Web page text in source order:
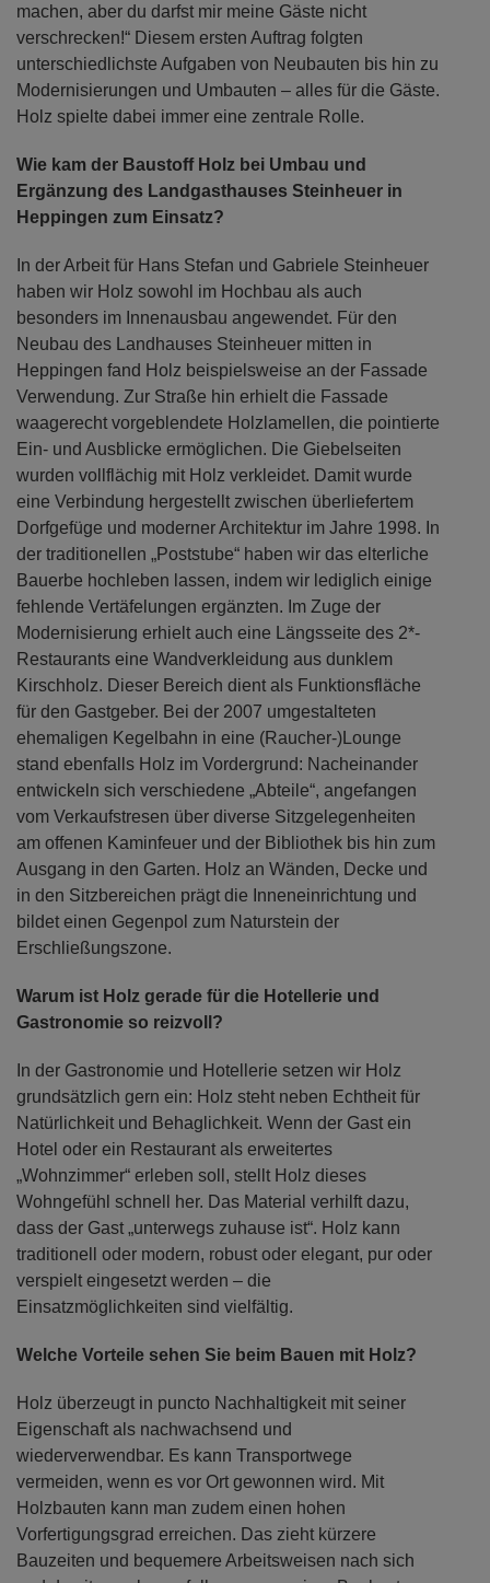
machen, aber du darfst mir meine Gäste nicht
verschrecken!“ Diesem ersten Auftrag folgten
unterschiedlichste Aufgaben von Neubauten bis hin zu
Modernisierungen und Umbauten – alles für die Gäste.
Holz spielte dabei immer eine zentrale Rolle.
Wie kam der Baustoff Holz bei Umbau und
Ergänzung des Landgasthauses Steinheuer in
Heppingen zum Einsatz?
In der Arbeit für Hans Stefan und Gabriele Steinheuer
haben wir Holz sowohl im Hochbau als auch
besonders im Innenausbau angewendet. Für den
Neubau des Landhauses Steinheuer mitten in
Heppingen fand Holz beispielsweise an der Fassade
Verwendung. Zur Straße hin erhielt die Fassade
waagerecht vorgeblendete Holzlamellen, die pointierte
Ein- und Ausblicke ermöglichen. Die Giebelseiten
wurden vollflächig mit Holz verkleidet. Damit wurde
eine Verbindung hergestellt zwischen überliefertem
Dorfgefüge und moderner Architektur im Jahre 1998. In
der traditionellen „Poststube“ haben wir das elterliche
Bauerbe hochleben lassen, indem wir lediglich einige
fehlende Vertäfelungen ergänzten. Im Zuge der
Modernisierung erhielt auch eine Längsseite des 2*-
Restaurants eine Wandverkleidung aus dunklem
Kirschholz. Dieser Bereich dient als Funktionsfläche
für den Gastgeber. Bei der 2007 umgestalteten
ehemaligen Kegelbahn in eine (Raucher-)Lounge
stand ebenfalls Holz im Vordergrund: Nacheinander
entwickeln sich verschiedene „Abteile“, angefangen
vom Verkaufstresen über diverse Sitzgelegenheiten
am offenen Kaminfeuer und der Bibliothek bis hin zum
Ausgang in den Garten. Holz an Wänden, Decke und
in den Sitzbereichen prägt die Inneneinrichtung und
bildet einen Gegenpol zum Naturstein der
Erschließungszone.
Warum ist Holz gerade für die Hotellerie und
Gastronomie so reizvoll?
In der Gastronomie und Hotellerie setzen wir Holz
grundsätzlich gern ein: Holz steht neben Echtheit für
Natürlichkeit und Behaglichkeit. Wenn der Gast ein
Hotel oder ein Restaurant als erweitertes
„Wohnzimmer“ erleben soll, stellt Holz dieses
Wohngefühl schnell her. Das Material verhilft dazu,
dass der Gast „unterwegs zuhause ist“. Holz kann
traditionell oder modern, robust oder elegant, pur oder
verspielt eingesetzt werden – die
Einsatzmöglichkeiten sind vielfältig.
Welche Vorteile sehen Sie beim Bauen mit Holz?
Holz überzeugt in puncto Nachhaltigkeit mit seiner
Eigenschaft als nachwachsend und
wiederverwendbar. Es kann Transportwege
vermeiden, wenn es vor Ort gewonnen wird. Mit
Holzbauten kann man zudem einen hohen
Vorfertigungsgrad erreichen. Das zieht kürzere
Bauzeiten und bequemere Arbeitsweisen nach sich